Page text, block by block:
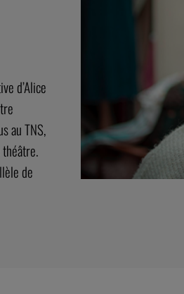
d’Alice
au TNS,
de